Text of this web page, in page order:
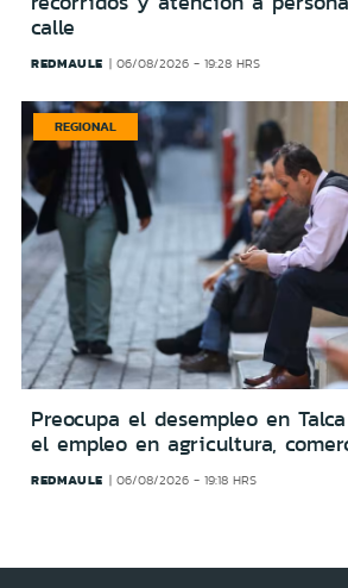
calle
REDMAULE 06/08/2026 - 19:28 HRS
REGIONAL
Preocupa el desempleo en
el empleo en agricultura,
REDMAULE 06/08/2026 - 19:18 HRS